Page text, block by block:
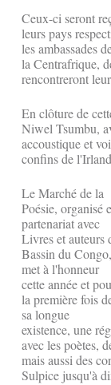
Ceux-ci seront
leurs pays
les ambassades
la Centrafrique,
rencontreront
En clôture de
Niwel Tsumbu,
accoustique et
confins de
Le Marché de la
Poésie, organisé
partenariat avec
Livres et auteurs
Bassin du Congo,
met à l'honneur
cette année et
la première fois
sa longue
existence, une
avec les poètes,
mais aussi des
Sulpice jusqu'à